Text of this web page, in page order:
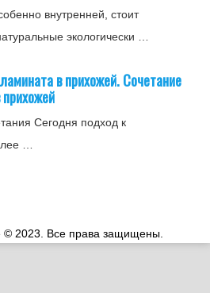
внутренней, стоит
экологически …
в прихожей. Сочетание
Сегодня подход к
…
© 2023. Все права защищены.